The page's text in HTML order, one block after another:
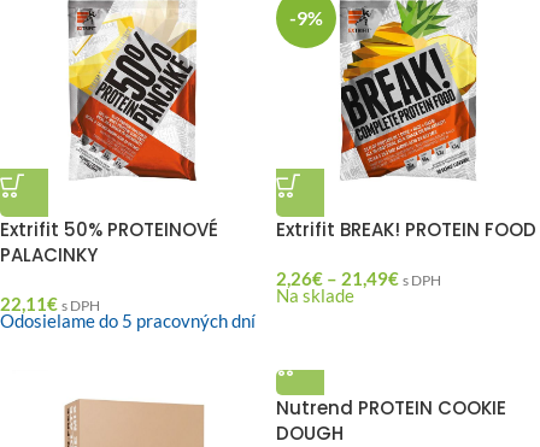
Extrifit 50% PROTEINOVÉ
PALACINKY
22,11€ s DPH
Odosielame do 5 pracovných dní
-9%
Extrifit BREAK! PROTEIN FOOD
2,26€ – 21,49€ s DPH
Na sklade
Nutrend PROTEIN COOKIE
DOUGH